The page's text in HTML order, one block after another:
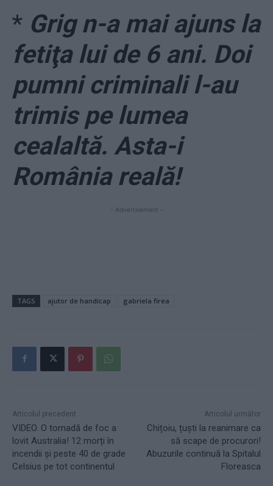
* Grig n-a mai ajuns la
fetiţa lui de 6 ani. Doi
pumni criminali l-au
trimis pe lumea
cealaltă. Asta-i
România reală!
- Advertisement -
TAGS ajutor de handicap gabriela firea
Articolul precedent
VIDEO. O tornadă de foc a
lovit Australia! 12 morți în
incendii și peste 40 de grade
Celsius pe tot continentul
Articolul următor
Chițoiu, țuști la reanimare ca
să scape de procurori!
Abuzurile continuă la Spitalul
Floreasca